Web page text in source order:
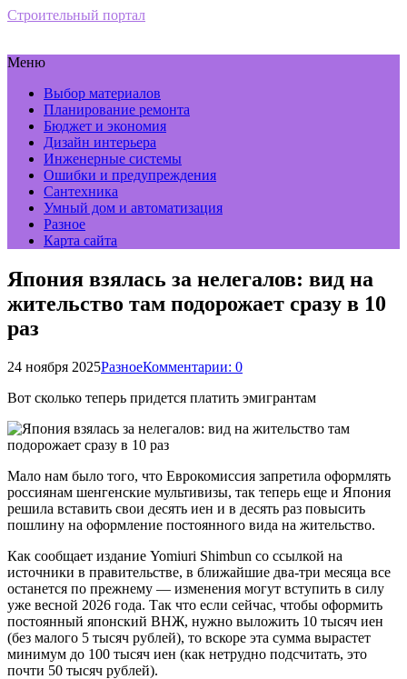
Строительный портал
Меню
Выбор материалов
Планирование ремонта
Бюджет и экономия
Дизайн интерьера
Инженерные системы
Ошибки и предупреждения
Сантехника
Умный дом и автоматизация
Разное
Карта сайта
Япония взялась за нелегалов: вид на
жительство там подорожает сразу в 10
раз
24 ноября 2025РазноеКомментарии: 0
Вот сколько теперь придется платить эмигрантам
Мало нам было того, что Еврокомиссия запретила оформлять
россиянам шенгенские мультивизы, так теперь еще и Япония
решила вставить свои десять иен и в десять раз повысить
пошлину на оформление постоянного вида на жительство.
Как сообщает издание Yomiuri Shimbun со ссылкой на
источники в правительстве, в ближайшие два-три месяца все
останется по прежнему — изменения могут вступить в силу
уже весной 2026 года. Так что если сейчас, чтобы оформить
постоянный японский ВНЖ, нужно выложить 10 тысяч иен
(без малого 5 тысяч рублей), то вскоре эта сумма вырастет
минимум до 100 тысяч иен (как нетрудно подсчитать, это
почти 50 тысяч рублей).